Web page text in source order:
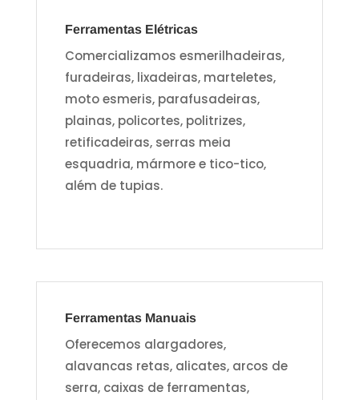
Ferramentas Elétricas
Comercializamos esmerilhadeiras,
furadeiras, lixadeiras, marteletes,
moto esmeris, parafusadeiras,
plainas, policortes, politrizes,
retificadeiras, serras meia
esquadria, mármore e tico-tico,
além de tupias.
Ferramentas Manuais
Oferecemos alargadores,
alavancas retas, alicates, arcos de
serra, caixas de ferramentas,